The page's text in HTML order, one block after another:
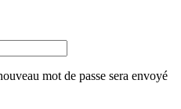
mot de passe sera envoyé